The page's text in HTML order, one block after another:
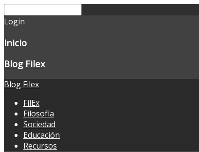
Login
Inicio
Blog Filex
Blog Filex
FilEx
Filosofía
Sociedad
Educación
Recursos